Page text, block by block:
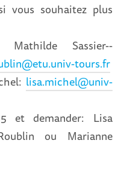
vous souhaitez plus
Sassier--
tours.fr
lisa.michel@univ-
et demander: Lisa
ou Marianne